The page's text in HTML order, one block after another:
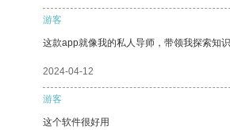
游客
这款app就像我的私人导师，带领我探索知识
2024-04-12
游客
这个软件很好用